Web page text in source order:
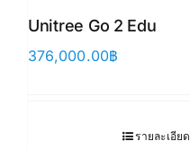
Unitree Go 2 Edu
376,000.00฿
รายละเอียด